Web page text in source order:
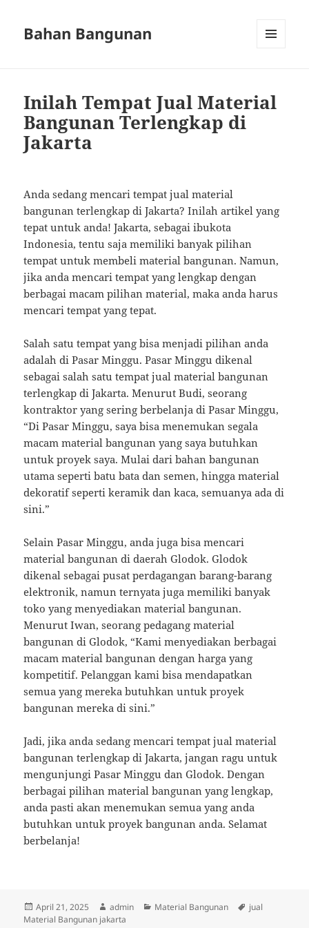
Bahan Bangunan
Inilah Tempat Jual Material
Bangunan Terlengkap di
Jakarta
Anda sedang mencari tempat jual material
bangunan terlengkap di Jakarta? Inilah artikel yang
tepat untuk anda! Jakarta, sebagai ibukota
Indonesia, tentu saja memiliki banyak pilihan
tempat untuk membeli material bangunan. Namun,
jika anda mencari tempat yang lengkap dengan
berbagai macam pilihan material, maka anda harus
mencari tempat yang tepat.
Salah satu tempat yang bisa menjadi pilihan anda
adalah di Pasar Minggu. Pasar Minggu dikenal
sebagai salah satu tempat jual material bangunan
terlengkap di Jakarta. Menurut Budi, seorang
kontraktor yang sering berbelanja di Pasar Minggu,
“Di Pasar Minggu, saya bisa menemukan segala
macam material bangunan yang saya butuhkan
untuk proyek saya. Mulai dari bahan bangunan
utama seperti batu bata dan semen, hingga material
dekoratif seperti keramik dan kaca, semuanya ada di
sini.”
Selain Pasar Minggu, anda juga bisa mencari
material bangunan di daerah Glodok. Glodok
dikenal sebagai pusat perdagangan barang-barang
elektronik, namun ternyata juga memiliki banyak
toko yang menyediakan material bangunan.
Menurut Iwan, seorang pedagang material
bangunan di Glodok, “Kami menyediakan berbagai
macam material bangunan dengan harga yang
kompetitif. Pelanggan kami bisa mendapatkan
semua yang mereka butuhkan untuk proyek
bangunan mereka di sini.”
Jadi, jika anda sedang mencari tempat jual material
bangunan terlengkap di Jakarta, jangan ragu untuk
mengunjungi Pasar Minggu dan Glodok. Dengan
berbagai pilihan material bangunan yang lengkap,
anda pasti akan menemukan semua yang anda
butuhkan untuk proyek bangunan anda. Selamat
berbelanja!
Posted
on
April 21, 2025 Author
admin Categories
Material Bangunan Tags
jual
Material Bangunan jakarta